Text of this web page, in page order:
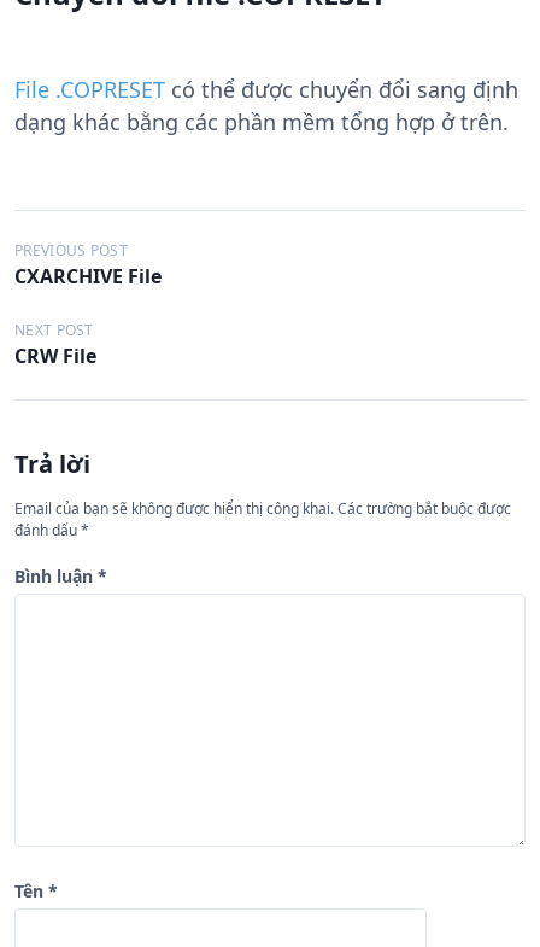
File .COPRESET có thể được chuyển đổi sang định
dạng khác bằng các phần mềm tổng hợp ở trên.
Đ
i
ề
u
h
ớ
n
g
b
PREVIOUS POST
CXARCHIVE File
NEXT POST
CRW File
Trả lời
Email của bạn sẽ không được hiển thị công khai.Các trường bắt buộc được
đánh dấu*
Bình luận *
Tên *